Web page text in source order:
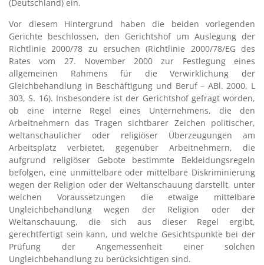
(Deutschland) ein.
Vor diesem Hintergrund haben die beiden vorlegenden
Gerichte beschlossen, den Gerichtshof um Auslegung der
Richtlinie 2000/78 zu ersuchen (Richtlinie 2000/78/EG des
Rates vom 27. November 2000 zur Festlegung eines
allgemeinen Rahmens für die Verwirklichung der
Gleichbehandlung in Beschäftigung und Beruf – ABl. 2000, L
303, S. 16). Insbesondere ist der Gerichtshof gefragt worden,
ob eine interne Regel eines Unternehmens, die den
Arbeitnehmern das Tragen sichtbarer Zeichen politischer,
weltanschaulicher oder religiöser Überzeugungen am
Arbeitsplatz verbietet, gegenüber Arbeitnehmern, die
aufgrund religiöser Gebote bestimmte Bekleidungsregeln
befolgen, eine unmittelbare oder mittelbare Diskriminierung
wegen der Religion oder der Weltanschauung darstellt, unter
welchen Voraussetzungen die etwaige mittelbare
Ungleichbehandlung wegen der Religion oder der
Weltanschauung, die sich aus dieser Regel ergibt,
gerechtfertigt sein kann, und welche Gesichtspunkte bei der
Prüfung der Angemessenheit einer solchen
Ungleichbehandlung zu berücksichtigen sind.